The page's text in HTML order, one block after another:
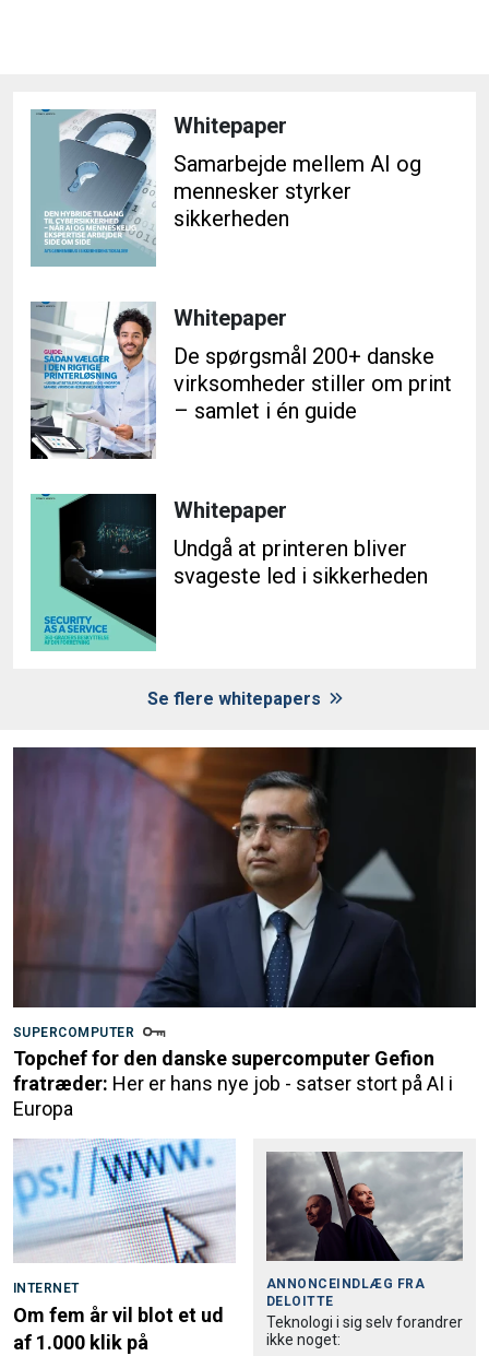
Whitepaper
Samarbejde mellem AI og
mennesker styrker
sikkerheden
Whitepaper
De spørgsmål 200+ danske
virksomheder stiller om print
– samlet i én guide
Whitepaper
Undgå at printeren bliver
svageste led i sikkerheden
Se flere whitepapers
SUPERCOMPUTER
Topchef for den danske supercomputer Gefion
fratræder: Her er hans nye job - satser stort på AI i
Europa
INTERNET
Om fem år vil blot et ud
af 1.000 klik på
ANNONCEINDLÆG FRA
DELOITTE
Teknologi i sig selv forandrer
ikke noget: